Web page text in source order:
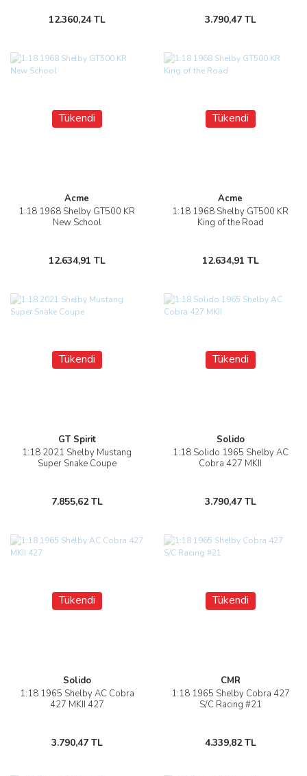
12.360,24 TL 3.790,47 TL
Tükendi
Acme
1:18 1968 Shelby GT500 KR
New School
12.634,91 TL
Tükendi
Acme
1:18 1968 Shelby GT500 KR
King of the Road
12.634,91 TL
Tükendi
GT Spirit
1:18 2021 Shelby Mustang
Super Snake Coupe
7.855,62 TL
Tükendi
Solido
1:18 Solido 1965 Shelby AC
Cobra 427 MKII
3.790,47 TL
Tükendi
Solido
1:18 1965 Shelby AC Cobra
427 MKII 427
3.790,47 TL
Tükendi
CMR
1:18 1965 Shelby Cobra 427
S/C Racing #21
4.339,82 TL